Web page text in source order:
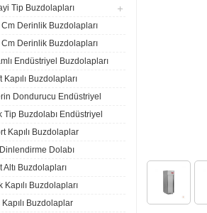
Tip Buzdolapları
Derinlik Buzdolapları
Derinlik Buzdolapları
Endüstriyel Buzdolapları
Kapılı Buzdolapları
Dondurucu Endüstriyel
Tip Buzdolabı Endüstriyel
Kapılı Buzdolaplar
Dolabı
Altı Buzdolapları
Kapılı Buzdolapları
Kapılı Buzdolaplar
Tüplü Set Üstü Ocak CE
Remta Elektrikli Döner Ocağı
2 Gözlü ev tipi iş tipi